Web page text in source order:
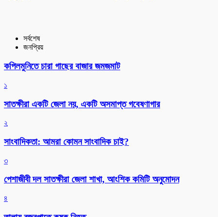
সর্বশেষ
জনপ্রিয়
কপিলমুনিতে চারা গাছের বাজার জমজমাট
১
সাতক্ষীরা একটি জেলা নয়, একটি অসমাপ্ত গবেষণাগার
২
সাংবাদিকতা: আমরা কোমন সাংবাদিক চাই?
৩
পেশাজীবী দল সাতক্ষীরা জেলা শাখা, আংশিক কমিটি অনুমোদন
৪